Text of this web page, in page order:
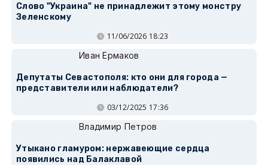
Слово "Украина" не принадлежит этому монстру
Зеленскому
11/06/2026 18:23
Иван Ермаков
Депутаты Севастополя: кто они для города —
представители или наблюдатели?
03/12/2025 17:36
Владимир Петров
Утыкано гламуром: нержавеющие сердца
появились над Балаклавой